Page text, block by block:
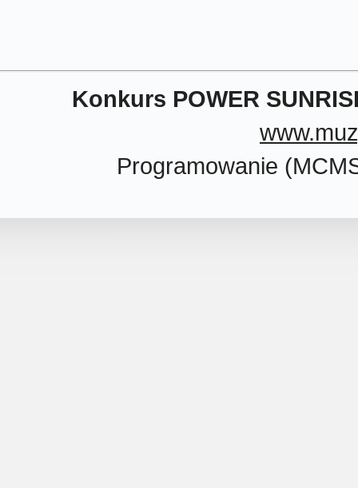
Konkurs POWER
Programowanie